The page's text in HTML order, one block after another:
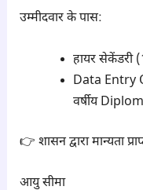
उम्मीदवार के पास:
हायर सेकेंडरी
Data Entry
वर्षीय
👉 शासन द्वारा मान्यता
आयु सीमा